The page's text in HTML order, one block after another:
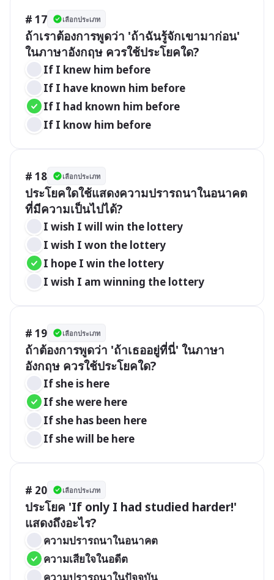
# 17 เลือกประเภท
ถ้าเราต้องการพูดว่า 'ถ้าฉันรู้จักเขามาก่อน'
ในภาษาอังกฤษ ควรใช้ประโยคใด?
If I knew him before
If I have known him before
If I had known him before
If I know him before
# 18 เลือกประเภท
ประโยคใดใช้แสดงความปรารถนาในอนาคต
ที่มีความเป็นไปได้?
I wish I will win the lottery
I wish I won the lottery
I hope I win the lottery
I wish I am winning the lottery
# 19 เลือกประเภท
ถ้าต้องการพูดว่า 'ถ้าเธออยู่ที่นี่' ในภาษา
อังกฤษ ควรใช้ประโยคใด?
If she is here
If she were here
If she has been here
If she will be here
# 20 เลือกประเภท
ประโยค 'If only I had studied harder!'
แสดงถึงอะไร?
ความปรารถนาในอนาคต
ความเสียใจในอดีต
ความปรารถนาในปัจจุบัน